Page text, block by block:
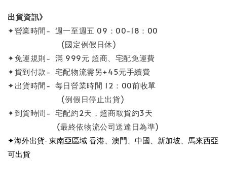
出貨資訊》
✦營業時間- 週一至週五 09：00-18：00
(國定例假日休)
✦免運規則- 滿 999元 超商、宅配免運費
✦貨到付款- 宅配物流需另+45元手續費
✦出貨時間- 每日營業時間 12：00前收單
(例假日停止出貨)
✦到貨時間- 宅配約2天，超商取貨約3天
(最終依物流公司送達日為準)
✦海外出貨- 東南亞區域 香港、澳門、中國、新加坡、馬來西亞
可出貨